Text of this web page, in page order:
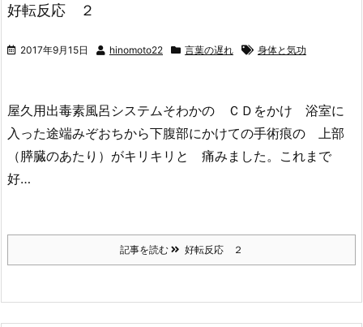
好転反応 ２
2017年9月15日 hinomoto22 言葉の遅れ 身体と気功
屋久用出毒素風呂システムそわかの ＣＤをかけ 浴室に
入った途端みぞおちから下腹部にかけての手術痕の 上部
（膵臓のあたり）がキリキリと 痛みました。これまで
好…
記事を読む 好転反応 ２